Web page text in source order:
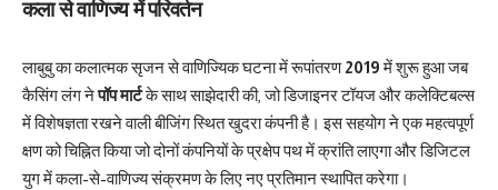
कला से वाणिज्य में परिवर्तन
लाबुबु का कलात्मक सृजन से वाणिज्यिक घटना में रूपांतरण2019में शुरू हुआ जब
कैसिंग लंग नेपॉप मार्टके साथ साझेदारी की, जो डिजाइनर टॉयज और कलेक्टिबल्स
में विशेषज्ञता रखने वाली बीजिंग स्थित खुदरा कंपनी है। इस सहयोग ने एक महत्वपूर्ण
क्षण को चिह्नित किया जो दोनों कंपनियों के प्रक्षेप पथ में क्रांति लाएगा और डिजिटल
युग में कला-से-वाणिज्य संक्रमण के लिए नए प्रतिमान स्थापित करेगा।